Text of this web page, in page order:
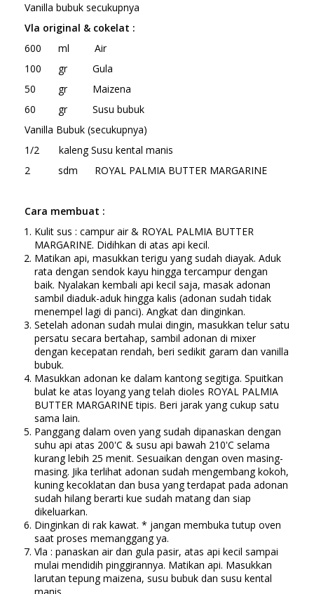
Vanilla bubuk secukupnya
Vla original & cokelat :
600 ml Air
100 gr Gula
50 gr Maizena
60 gr Susu bubuk
Vanilla Bubuk (secukupnya)
1/2 kaleng Susu kental manis
2 sdm ROYAL PALMIA BUTTER MARGARINE
Cara membuat :
Kulit sus : campur air & ROYAL PALMIA BUTTER
MARGARINE. Didihkan di atas api kecil.
Matikan api, masukkan terigu yang sudah diayak. Aduk
rata dengan sendok kayu hingga tercampur dengan
baik. Nyalakan kembali api kecil saja, masak adonan
sambil diaduk-aduk hingga kalis (adonan sudah tidak
menempel lagi di panci). Angkat dan dinginkan.
Setelah adonan sudah mulai dingin, masukkan telur satu
persatu secara bertahap, sambil adonan di mixer
dengan kecepatan rendah, beri sedikit garam dan vanilla
bubuk.
Masukkan adonan ke dalam kantong segitiga. Spuitkan
bulat ke atas loyang yang telah dioles ROYAL PALMIA
BUTTER MARGARINE tipis. Beri jarak yang cukup satu
sama lain.
Panggang dalam oven yang sudah dipanaskan dengan
suhu api atas 200'C & susu api bawah 210'C selama
kurang lebih 25 menit. Sesuaikan dengan oven masing-
masing. Jika terlihat adonan sudah mengembang kokoh,
kuning kecoklatan dan busa yang terdapat pada adonan
sudah hilang berarti kue sudah matang dan siap
dikeluarkan.
Dinginkan di rak kawat. * jangan membuka tutup oven
saat proses memanggang ya.
Vla : panaskan air dan gula pasir, atas api kecil sampai
mulai mendidih pinggirannya. Matikan api. Masukkan
larutan tepung maizena, susu bubuk dan susu kental